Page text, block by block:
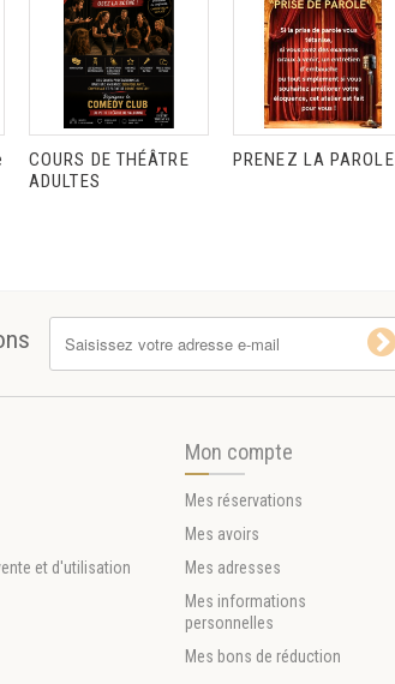
COURS DE THÉÂTRE
ADULTES
PRENEZ LA PAROLE
et d'utilisation
Mon compte
Mes réservations
Mes avoirs
Mes adresses
Mes informations
personnelles
Mes bons de réduction